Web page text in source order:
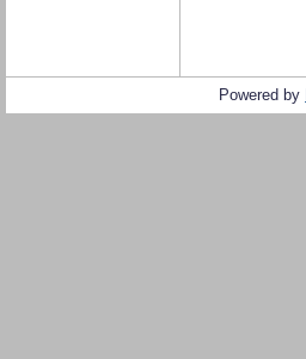
Powered by